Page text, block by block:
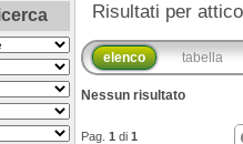
Risultati per
elenco tabella
Nessun risultato
Pag. 1 di 1